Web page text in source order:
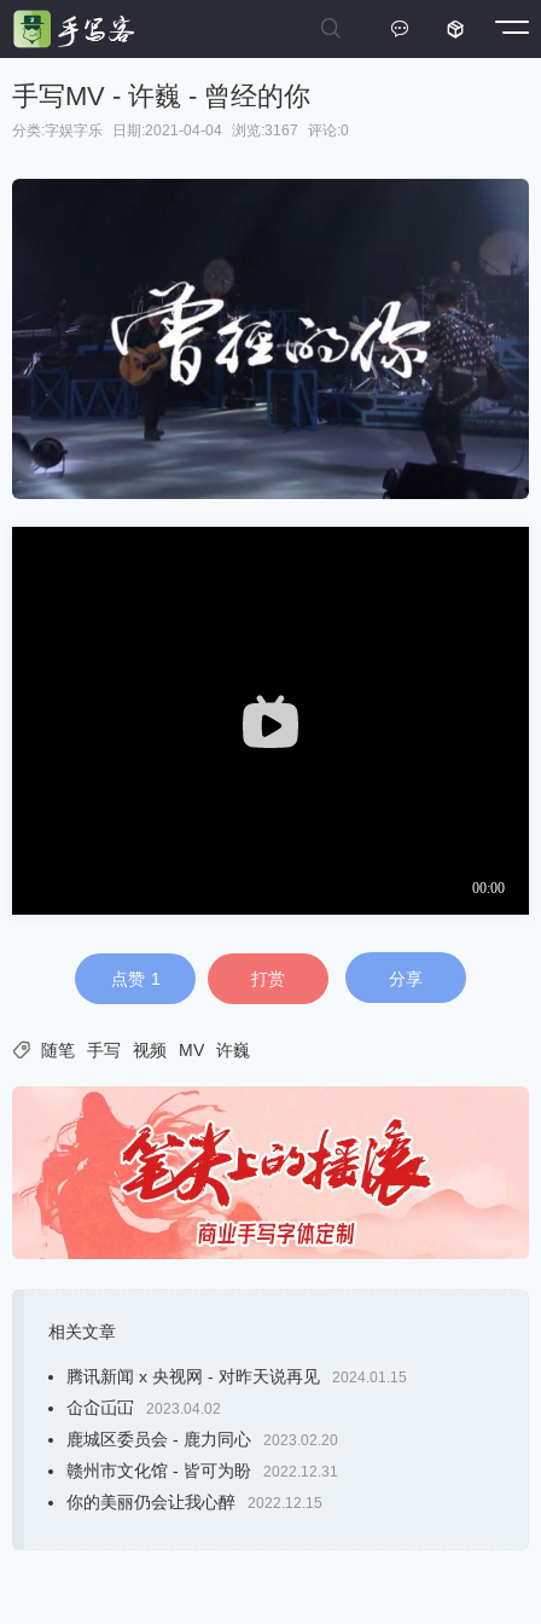
 

手写MV - 许巍 - 曾经的你
分类:字娱字乐 日期:2021-04-04 浏览:3167 评论:0
点赞 1 打赏 分享
 随笔 手写 视频 MV 许巍
相关文章
腾讯新闻 x 央视网 - 对昨天说再见 2024.01.15
仚屳屲冚 2023.04.02
鹿城区委员会 - 鹿力同心 2023.02.20
赣州市文化馆 - 皆可为盼 2022.12.31
你的美丽仍会让我心醉 2022.12.15